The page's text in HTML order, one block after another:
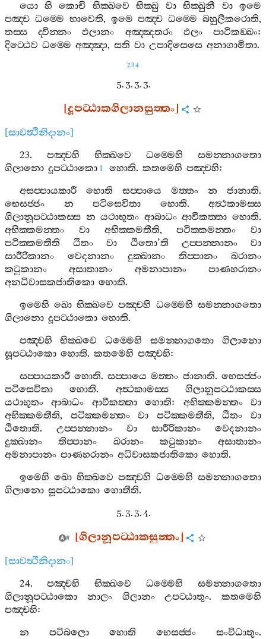
යො
හි කොචි භික‍්ඛවෙ භික‍්ඛු වා භික‍්ඛුනී වා
ඉමෙ
පඤ‍්ච ධම‍්මෙ භාවෙති, ඉමෙ පඤ‍්ච ධම‍්මෙ බහුලීකරොති,
තස‍්ස
ද‍්වින‍්නං ඵලානං අඤ‍්ඤතරං ඵලං පාටිකඞ‍්ඛං:
දිට‍්ඨෙව ධම‍්මෙ අඤ‍්ඤා, සති වා උපාදිසෙසෙ අනාගාමිතා.
234
5. 3. 3. 3.
[දූපට‍්ඨාකගිලානසුත‍්තං]
[සාවත්‍ථිනිදානං]
23. පඤ‍්චහි භික‍්ඛවෙ ධම‍්මෙහි
සමන‍්නාගතො
ගිලානො දූපට‍්ඨාකො 1 හොති. කතමෙහි පඤ‍්චහි:
අසප‍්පායකාරී
හොති සප‍්පායෙ මත‍්තං න ජානාති.
භෙසජ‍්ජං
න පටිසෙවිතා හොති. අත්‍ථකාමස‍්ස
ගිලානූපට‍්ඨාකස‍්ස න යථාභූතං ආබාධං ආවීකත‍්තා හොති.
අභික‍්කමන‍්තං
වා අභික‍්කමතීති,පටික‍්කමන‍්තං
වා
පටික‍්කමතීති
ඨිතං වා ඨිතො’ති උප‍්පන‍්නානං
වා
සාරීරිකානං
වෙදනානං දුක‍්ඛානං තිප‍්පානං
ඛරානං
කටුකානං
අසාතානං අමනාපානං
පාණහරානං
අනධිවාසකජාතිකො හොති.
ඉමෙහි ඛො භික‍්ඛවෙ පඤ‍්චහි ධම‍්මෙහි සමන‍්නාගතො
ගිලානො දූපට‍්ඨාකො හොති.
පඤ‍්චහි
භික‍්ඛවෙ ධම‍්මෙහි සමන‍්නාගතො
ගිලානො
සූපට‍්ඨාකො හොති. කතමෙහි පඤ‍්චහි:
සප‍්පායකාරී හොති.සප‍්පායෙ මත‍්තං ජානාති.භෙසජ‍්ජං
පටිසෙවිතා
හොති. අත්‍ථකාමස‍්ස
ගිලානූපට‍්ඨාකස‍්ස
යථාභූතං
ආබාධං ආවීකත‍්තා හොති: අභික‍්කමන‍්තං
වා
අභික‍්කමතීති, පටික‍්කමන‍්තං වා පටික‍්කමතීති,ඨිතං
වා
ඨිතොති. උප‍්පන‍්නානං වා සාරීරිකානං
වෙදනානං
දුක‍්ඛානං
තිප‍්පානං ඛරානං කටුකානං
අසාතානං
අමනාපානං පාණහරානං අධිවාසකජාතිකො හොති.
ඉමෙහි ඛො භික‍්ඛවෙ පඤ‍්චහි ධම‍්මෙහි සමන‍්නාගතො
ගිලානො සූපට‍්ඨාකො හොතීති.
5. 3. 3. 4.
[ගිලානූපට‍්ඨාකසුත‍්තං]
[සාවත්‍ථිනිදානං]
24.පඤ‍්චහි භික‍්ඛවෙ ධම‍්මෙහි
සමන‍්නාගතො
ගිලානූපට‍්ඨාකො
නාලං ගිලානං උපට‍්ඨාතුං. කතමෙහි
පඤ‍්චහි:
න
පටිබලො හොති භෙසජ‍්ජං සංවිධාතුං.